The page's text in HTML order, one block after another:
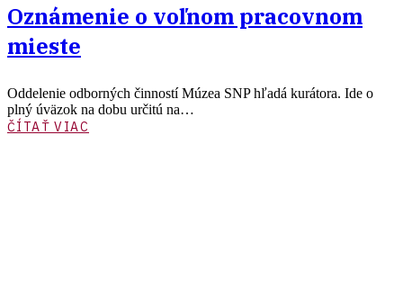
Oznámenie o voľnom pracovnom
mieste
Oddelenie odborných činností Múzea SNP hľadá kurátora. Ide o
plný úväzok na dobu určitú na…
ČÍTAŤ VIAC